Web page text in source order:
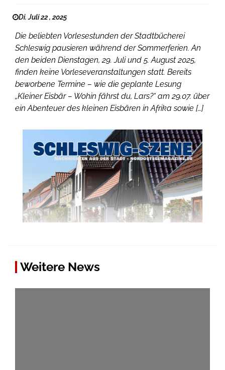
Di. Juli 22 , 2025
Die beliebten Vorlesestunden der Stadtbücherei
Schleswig pausieren während der Sommerferien. An
den beiden Dienstagen, 29. Juli und 5. August 2025,
finden keine Vorleseveranstaltungen statt. Bereits
beworbene Termine – wie die geplante Lesung
„Kleiner Eisbär – Wohin fährst du, Lars?“ am 29.07. über
ein Abenteuer des kleinen Eisbären in Afrika sowie […]
Weitere News